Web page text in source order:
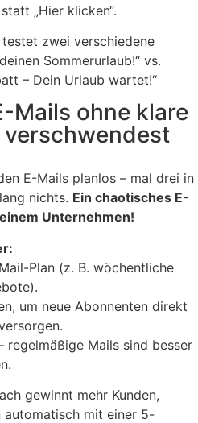
„Hier klicken“.
testet zwei verschiedene
Sommerurlaub!“ vs.
– Dein Urlaub wartet!“
Mails ohne klare
verschwendest
E-Mails planlos – mal drei in
nichts. Ein chaotisches E-
Unternehmen!
Plan (z. B. wöchentliche
um neue Abonnenten direkt
Mails sind besser
gewinnt mehr Kunden,
automatisch mit einer 5-